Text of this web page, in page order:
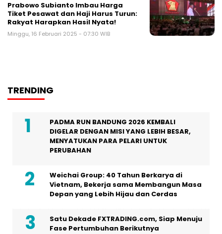
Prabowo Subianto Imbau Harga
Tiket Pesawat dan Haji Harus Turun:
Rakyat Harapkan Hasil Nyata!
Minggu, 16 Februari 2025 - 07:30 WIB
TRENDING
PADMA RUN BANDUNG 2026 KEMBALI
DIGELAR DENGAN MISI YANG LEBIH BESAR,
MENYATUKAN PARA PELARI UNTUK
PERUBAHAN
Weichai Group: 40 Tahun Berkarya di
Vietnam, Bekerja sama Membangun Masa
Depan yang Lebih Hijau dan Cerdas
Satu Dekade FXTRADING.com, Siap Menuju
Fase Pertumbuhan Berikutnya